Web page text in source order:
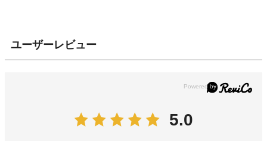
ユーザーレビュー
5.0